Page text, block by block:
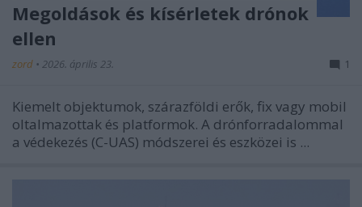
Megoldások és kísérletek drónok
ellen
zord • 2026. április 23. 1
Kiemelt objektumok, szárazföldi erők, fix vagy mobil
oltalmazottak és platformok. A drónforradalommal
a védekezés (C-UAS) módszerei és eszközei is ...